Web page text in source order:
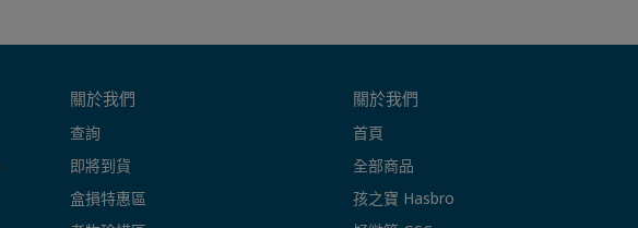
關於我們
查詢
即將到貨
盒損特惠區
關於我們
首頁
全部商品
孩之寶 Hasbro